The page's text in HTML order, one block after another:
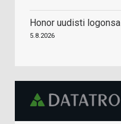
Honor uudisti logonsa
5.8.2026